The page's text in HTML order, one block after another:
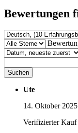
Bewertungen
Suchen
Ute
14. Oktober 2025
Verifizierter Kauf